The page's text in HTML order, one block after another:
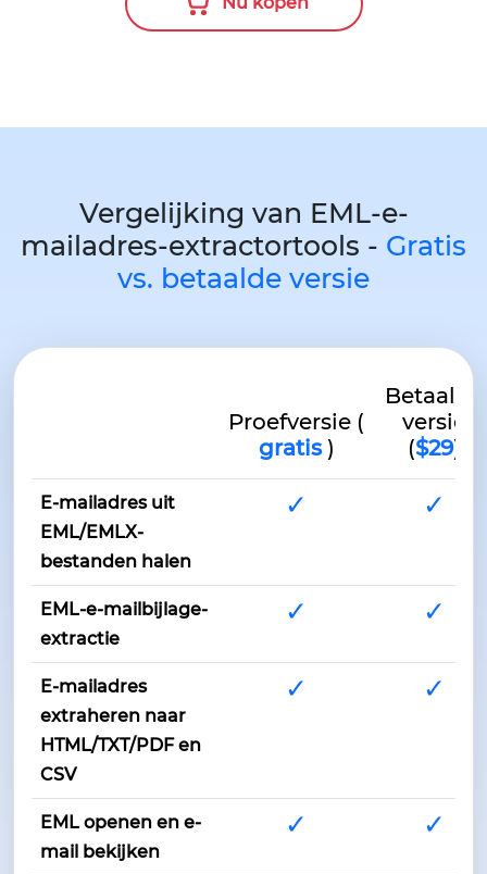
Vergelijking van EML-e-
mailadres-extractortools - Gratis
vs. betaalde versie
Proefversie (
gratis)
Betaalde
versie
($29)
E-mailadres uit
EML/EMLX-
bestanden halen
✓ ✓
EML-e-mailbijlage-
extractie
✓ ✓
E-mailadres
extraheren naar
HTML/TXT/PDF en
CSV
✓ ✓
EML openen en e-
mail bekijken
✓ ✓